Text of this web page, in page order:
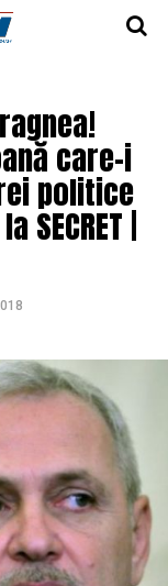
care-i
politice
SECRET |